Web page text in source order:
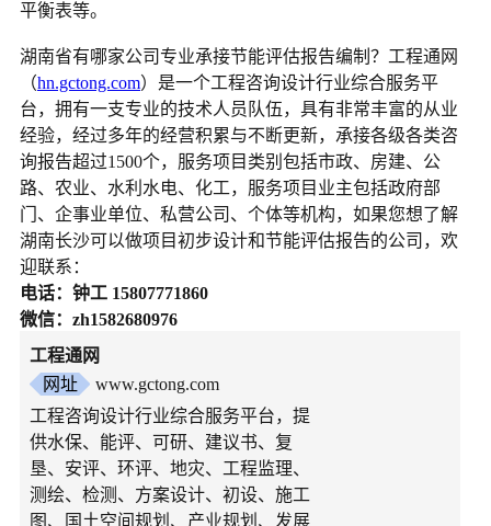
平衡表等。
湖南省有哪家公司专业承接节能评估报告编制？工程通网
（hn.gctong.com）是一个工程咨询设计行业综合服务平
台，拥有一支专业的技术人员队伍，具有非常丰富的从业
经验，经过多年的经营积累与不断更新，承接各级各类咨
询报告超过1500个，服务项目类别包括市政、房建、公
路、农业、水利水电、化工，服务项目业主包括政府部
门、企事业单位、私营公司、个体等机构，如果您想了解
湖南长沙可以做项目初步设计和节能评估报告的公司，欢
迎联系：
电话：钟工 15807771860
微信：zh1582680976
工程通网
网址
www.gctong.com
工程咨询设计行业综合服务平台，提
供水保、能评、可研、建议书、复
垦、安评、环评、地灾、工程监理、
测绘、检测、方案设计、初设、施工
图、国土空间规划、产业规划、发展